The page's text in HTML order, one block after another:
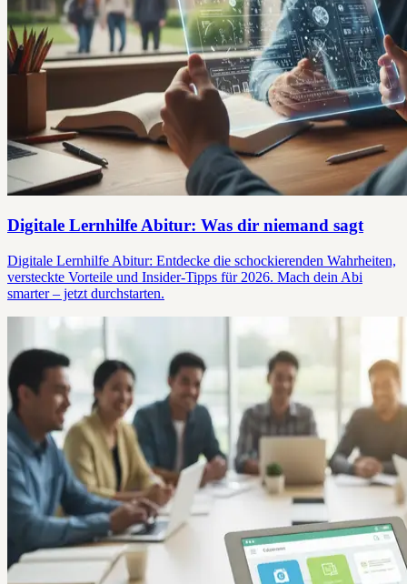
Digitale Lernhilfe Abitur: Was dir niemand sagt
Digitale Lernhilfe Abitur: Entdecke die schockierenden Wahrheiten,
versteckte Vorteile und Insider-Tipps für 2026. Mach dein Abi
smarter – jetzt durchstarten.